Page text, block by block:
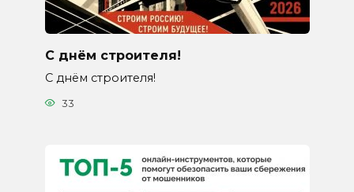
С днём строителя!
С днём строителя!
33